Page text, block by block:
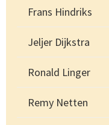
Frans Hindriks
Jeljer Dijkstra
Ronald Linger
Remy Netten